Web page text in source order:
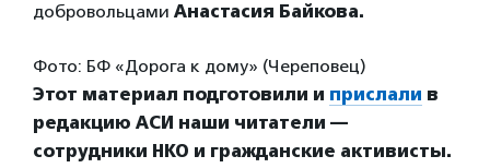
добровольцами Анастасия Байкова.
Фото: БФ «Дорога к дому» (Череповец)
Этот материал подготовили и прислали в
редакцию АСИ наши читатели —
сотрудники НКО и гражданские активисты.